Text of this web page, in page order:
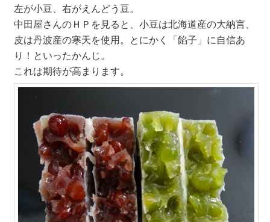
左が小豆、右がえんどう豆。
中田屋さんのＨＰを見ると、小豆は北海道産の大納言、
皮は丹波産の寒天を使用。とにかく「餡子」に自信あ
り！といったかんじ。
これは期待が高まります。